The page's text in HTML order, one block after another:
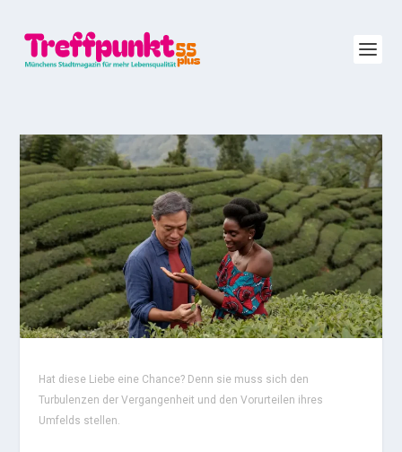
Hat diese Liebe eine Chance? Denn sie muss sich den
Turbulenzen der Vergangenheit und den Vorurteilen ihres
Umfelds stellen.